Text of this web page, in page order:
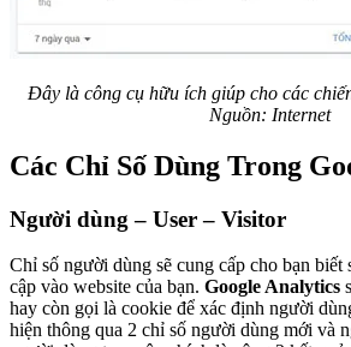
Đây là công cụ hữu ích giúp cho các
Nguồn: Internet
Các Chỉ Số Dùng Trong
Người dùng – User – Visitor
Chỉ số người dùng sẽ cung cấp cho bạn
cập vào website của bạn. Google Analytics
hay còn gọi là cookie để xác định người
hiện thông qua 2 chỉ số người dùng mới và